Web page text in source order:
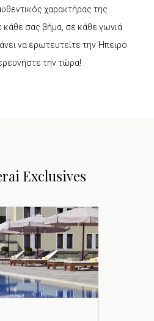
χαρακτήρας της
κάθε σας βήμα, σε κάθε γωνιά
να ερωτευτείτε την Ήπειρο
την τώρα!
Exclusives